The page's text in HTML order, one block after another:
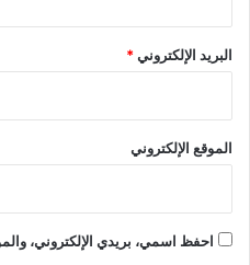
البريد الإلكتروني*
الموقع الإلكتروني
احفظ اسمي، بريدي الإلكتروني،